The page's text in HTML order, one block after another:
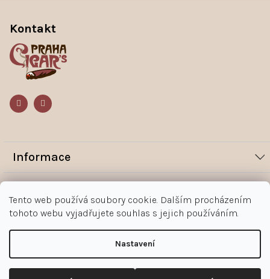
Tento web používá soubory cookie. Dalším procházením
tohoto webu vyjadřujete souhlas s jejich používáním.
Nastavení
Informace
Novinky
Magazín
Jak nakupovat
Obchodní podmínky
Reklamace
Kontakt
Kontakt